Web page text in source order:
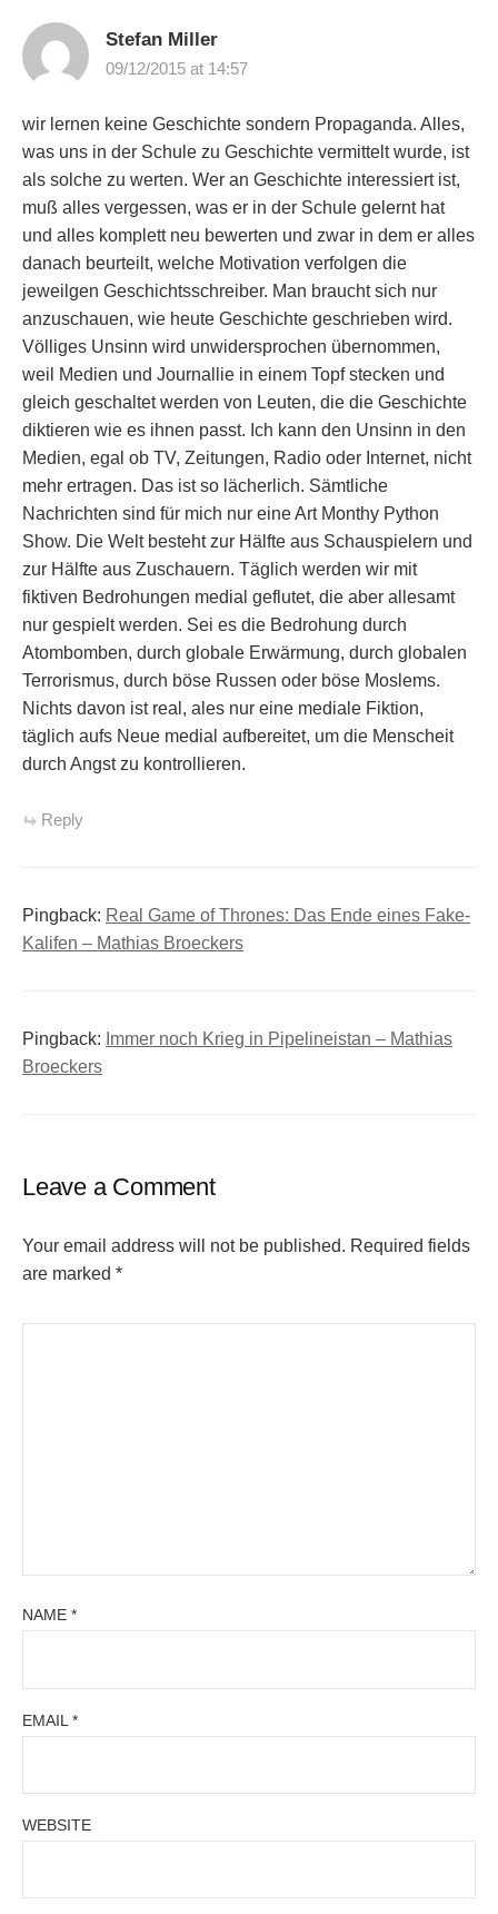
Stefan Miller
09/12/2015 at 14:57
wir lernen keine Geschichte sondern Propaganda. Alles,
was uns in der Schule zu Geschichte vermittelt wurde, ist
als solche zu werten. Wer an Geschichte interessiert ist,
muß alles vergessen, was er in der Schule gelernt hat
und alles komplett neu bewerten und zwar in dem er alles
danach beurteilt, welche Motivation verfolgen die
jeweilgen Geschichtsschreiber. Man braucht sich nur
anzuschauen, wie heute Geschichte geschrieben wird.
Völliges Unsinn wird unwidersprochen übernommen,
weil Medien und Journallie in einem Topf stecken und
gleich geschaltet werden von Leuten, die die Geschichte
diktieren wie es ihnen passt. Ich kann den Unsinn in den
Medien, egal ob TV, Zeitungen, Radio oder Internet, nicht
mehr ertragen. Das ist so lächerlich. Sämtliche
Nachrichten sind für mich nur eine Art Monthy Python
Show. Die Welt besteht zur Hälfte aus Schauspielern und
zur Hälfte aus Zuschauern. Täglich werden wir mit
fiktiven Bedrohungen medial geflutet, die aber allesamt
nur gespielt werden. Sei es die Bedrohung durch
Atombomben, durch globale Erwärmung, durch globalen
Terrorismus, durch böse Russen oder böse Moslems.
Nichts davon ist real, ales nur eine mediale Fiktion,
täglich aufs Neue medial aufbereitet, um die Menscheit
durch Angst zu kontrollieren.
Reply
Pingback: Real Game of Thrones: Das Ende eines Fake-
Kalifen – Mathias Broeckers
Pingback: Immer noch Krieg in Pipelineistan – Mathias
Broeckers
Leave a Comment
Your email address will not be published. Required fields
are marked *
NAME *
EMAIL *
WEBSITE